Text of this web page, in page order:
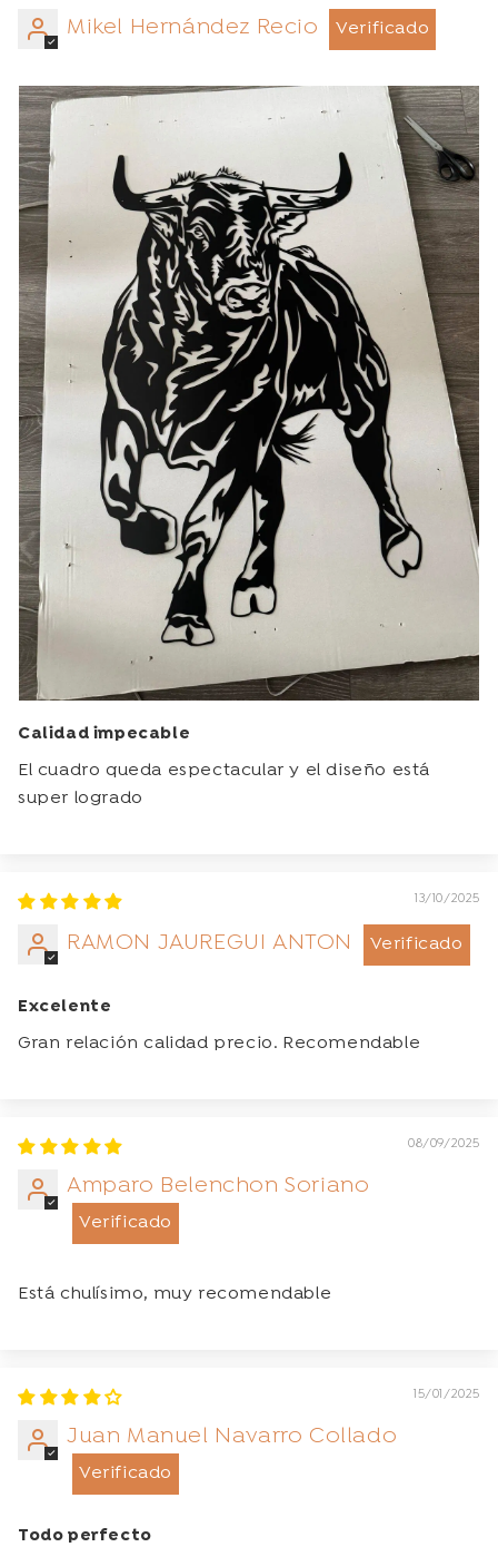
Mikel Hernández Recio
Calidad impecable
El cuadro queda espectacular y el diseño está
super logrado
13/10/2025
RAMON JAUREGUI ANTON
Excelente
Gran relación calidad precio. Recomendable
08/09/2025
Amparo Belenchon Soriano
Está chulísimo, muy recomendable
15/01/2025
Juan Manuel Navarro Collado
Todo perfecto